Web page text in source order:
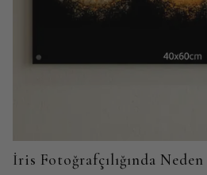
İris Fotoğrafçılığında